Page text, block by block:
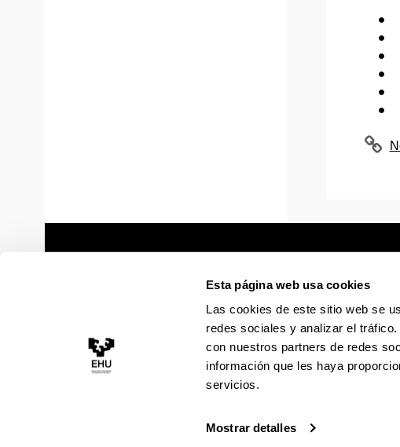
Esta página web usa cookies
Las cookies de este sitio web se
redes sociales y analizar el
con nuestros partners de redes
información que les haya
servicios.
Mostrar detalles